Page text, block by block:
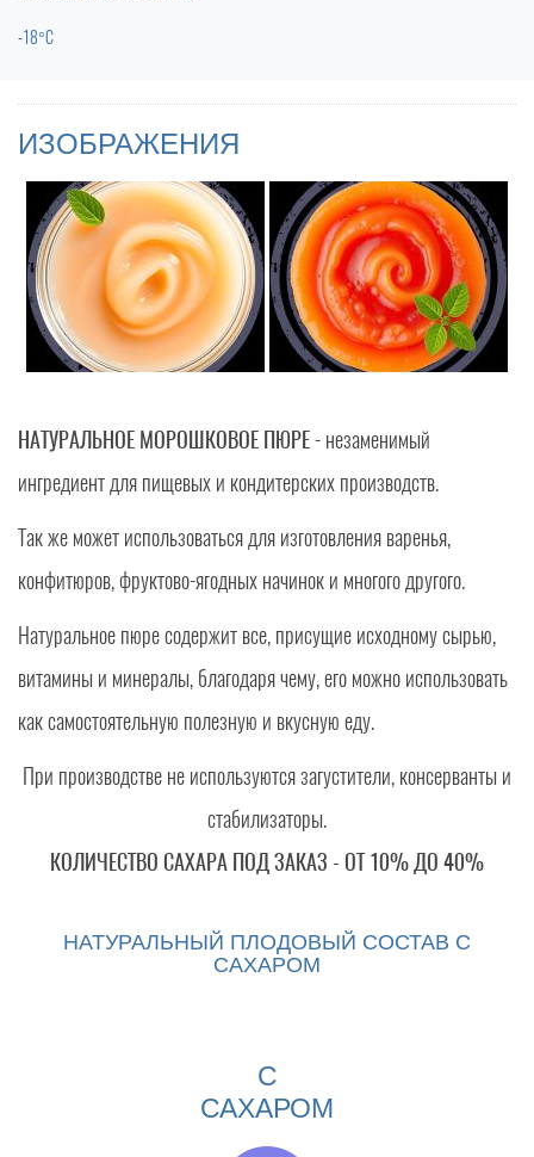
-18°C
ИЗОБРАЖЕНИЯ
НАТУРАЛЬНОЕ МОРОШКОВОЕ ПЮРЕ- незаменимый
ингредиент для пищевых и кондитерских производств.
Так же может использоваться для изготовления варенья,
конфитюров, фруктово-ягодных начинок и многого другого.
Натуральное пюре содержит все, присущие исходному сырью,
витамины и минералы, благодаря чему, его можно использовать
как самостоятельную полезную и вкусную еду.
При производстве не используются загустители, консерванты и
стабилизаторы.
КОЛИЧЕСТВО САХАРА ПОД ЗАКАЗ - ОТ 10% ДО 40%
НАТУРАЛЬНЫЙ ПЛОДОВЫЙ СОСТАВ С
САХАРОМ
С
САХАРОМ